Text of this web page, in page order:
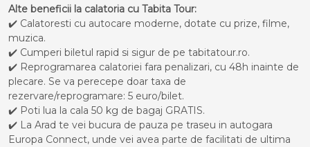
Alte beneficii la calatoria cu Tabita Tour:
✔️ Calatoresti cu autocare moderne, dotate cu prize, filme,
muzica.
✔️ Cumperi biletul rapid si sigur de pe tabitatour.ro.
✔️ Reprogramarea calatoriei fara penalizari, cu 48h inainte de
plecare. Se va perecepe doar taxa de
rezervare/reprogramare: 5 euro/bilet.
✔️ Poti lua la cala 50 kg de bagaj GRATIS.
✔️ La Arad te vei bucura de pauza pe traseu in autogara
Europa Connect, unde vei avea parte de facilitati de ultima